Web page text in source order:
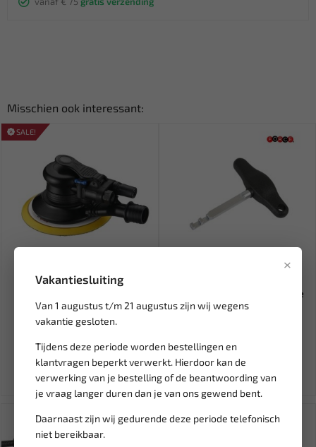
×
Vakantiesluiting
Van 1 augustus t/m 21 augustus zijn wij wegens
vakantie gesloten.
Tijdens deze periode worden bestellingen en
klantvragen beperkt verwerkt. Hierdoor kan de
verwerking van je bestelling of de beantwoording van
je vraag langer duren dan je van ons gewend bent.
Daarnaast zijn wij gedurende deze periode telefonisch
niet bereikbaar.
Misschien ook interessant:
SALE!
excentrisch 150 mm 82603
350,20
FORCE Connector demontage
set VAG voor Push & pull...